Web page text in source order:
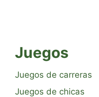
Juegos
Juegos de carreras
Juegos de chicas